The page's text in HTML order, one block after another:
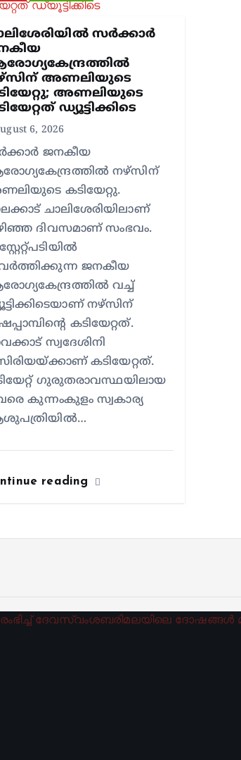
സര്‍ക്കാര്‍
അണലിയുടെ
അണലിയുടെ
ഡ്യൂട്ടിക്കിടെ
6, 2026
ജനകീയ
നഴ്സിന്
കടിയേറ്റു.
ചാലിശേരിയിലാണ്
ദിവസമാണ് സംഭവം.
ജനകീയ
വച്ച്
നഴ്സിന്
കടിയേറ്റത്.
സ്വദേശിനി
കടിയേറ്റത്.
ഗുരുതരാവസ്ഥയിലായ
കുന്നംകുളം സ്വകാര്യ
reading